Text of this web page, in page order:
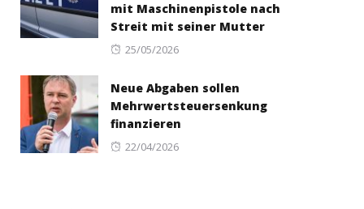
mit Maschinenpistole nach
Streit mit seiner Mutter
Posted
25/05/2026
Neue Abgaben sollen
Mehrwertsteuersenkung
finanzieren
Posted
22/04/2026